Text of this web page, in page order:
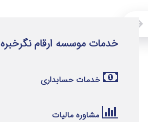
خدمات موسسه ارقام نگرخبره
خدمات حسابداری
مشاوره مالیات